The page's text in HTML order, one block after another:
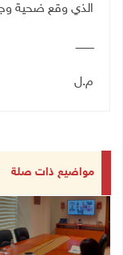
الذي وقع ضحية
ـــــــــــ
م.ل
مواضيع ذات صلة